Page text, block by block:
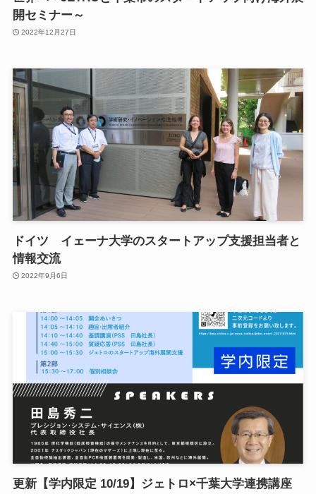
開セミナー～
2022年12月27日
ドイツ イェーナ大学のスタートアップ支援担当者と
情報交流
2022年9月6日
更新【学内限定 10/19】ジェトロ×千葉大学連携講座